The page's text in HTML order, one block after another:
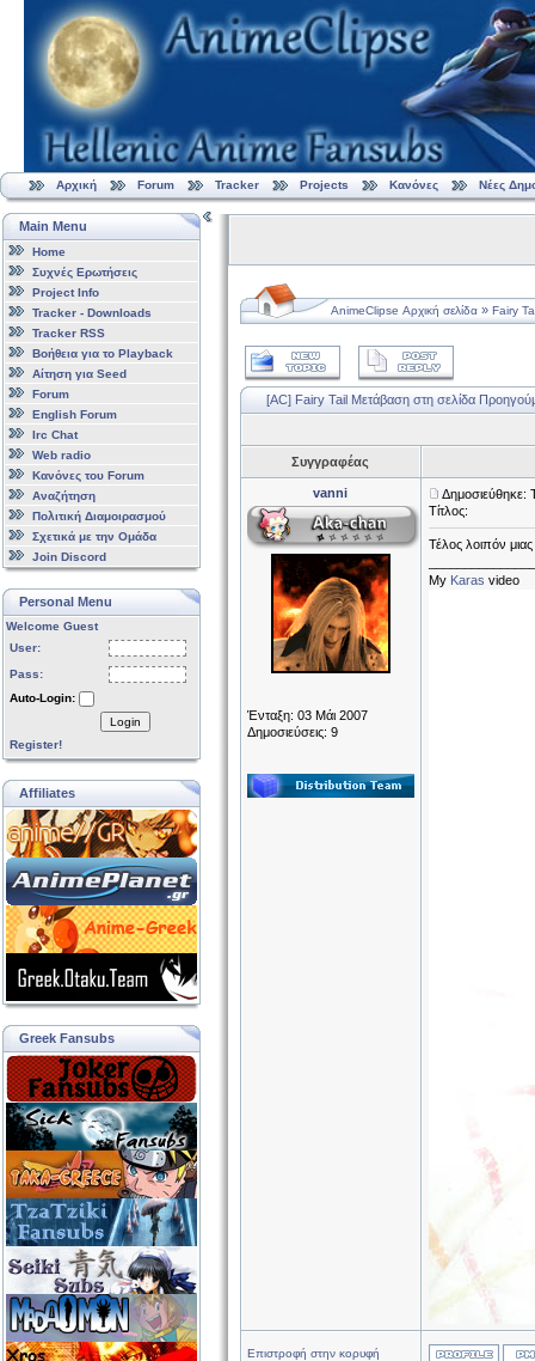
Αρχική Forum Tracker Projects Κανόνες Νέες
Main Menu
Home
Συχνές Ερωτήσεις
Project Info
Tracker - Downloads
Tracker RSS
Βοήθεια για το Playback
Αίτηση για Seed
Forum
English Forum
Irc Chat
Web radio
Κανόνες του Forum
Αναζήτηση
Πολιτική Διαμοιρασμού
Σχετικά με την Ομάδα
Join Discord
Personal Menu
Welcome Guest
User:
Pass:
Auto-Login:
Login
Register!
Affiliates
Greek Fansubs
AnimeClipse Αρχική σελίδα » Fairy
[AC] Fairy Tail Μετάβαση στη σελίδα
Συγγραφέας
vanni
Ένταξη: 03 Μάι 2007
Δημοσιεύσεις: 9
Δημοσιεύθηκε:
Τίτλος:
Τέλος λοιπόν
My Karas video
Επιστροφή στην κορυφή